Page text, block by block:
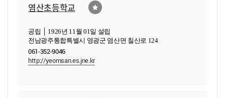
염산초등학교
공립 │ 1926년 11월 01일 설립
전남광주통합특별시 영광군 염산면 칠산로 124
061-352-9046
http://yeomsan.es.jne.kr